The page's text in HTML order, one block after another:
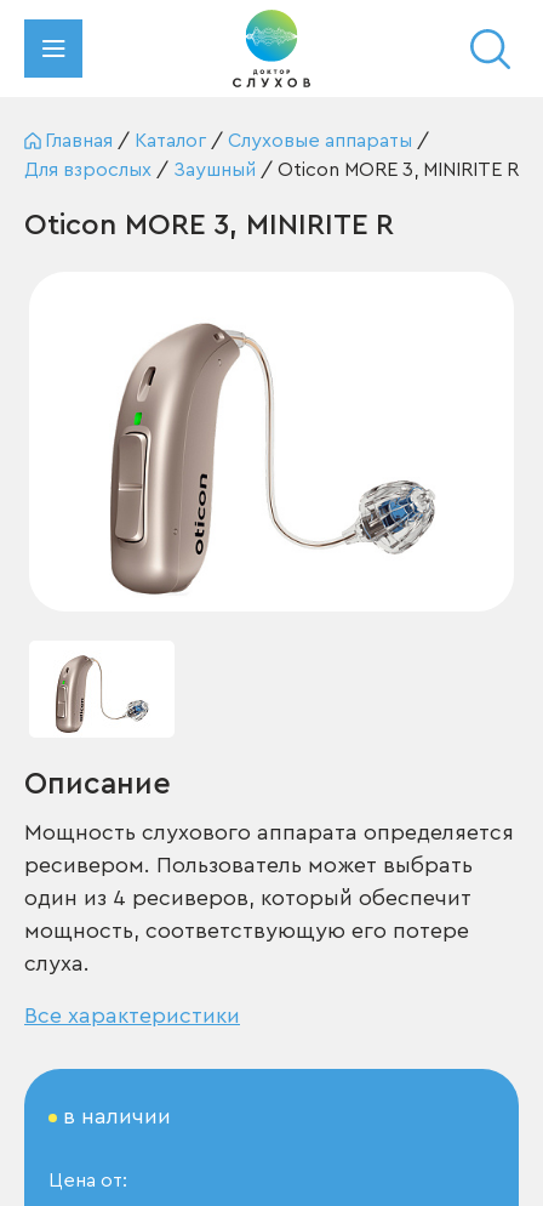
Главная / Каталог / Слуховые аппараты /
Для взрослых / Заушный / Oticon MORE 3, MINIRITE R
Oticon MORE 3, MINIRITE R
Описание
Мощность слухового аппарата определяется
ресивером. Пользователь может выбрать
один из 4 ресиверов, который обеспечит
мощность, соответствующую его потере
слуха.
Все характеристики
в наличии
Цена от: